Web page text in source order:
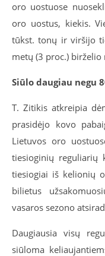
oro uostuose
oro uostus, kiekis.
tūkst. tonų ir viršijo
metų (3 proc.)
Siūlo daugiau negu
T. Zitikis atkreipia
prasidėjo kovo
Lietuvos oro
tiesioginių reguliarių
tiesiogiai iš kelionių
bilietus
vasaros sezono
Daugiausia visų
siūloma